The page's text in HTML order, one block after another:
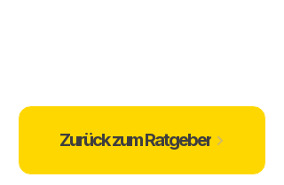
Zurück zum Ratgeber